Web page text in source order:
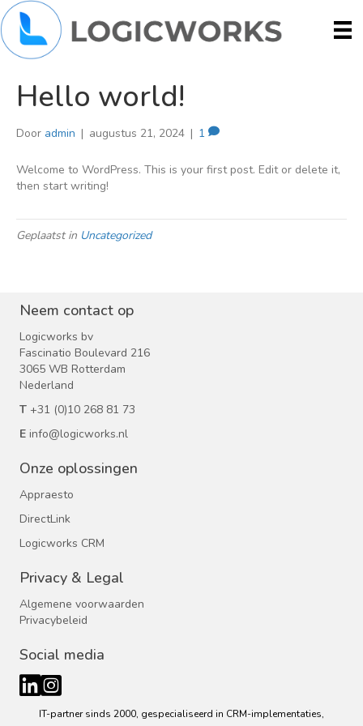
Hello world!
Door admin | augustus 21, 2024 | 1
Welcome to WordPress. This is your first post. Edit or delete it,
then start writing!
Geplaatst in Uncategorized
Neem contact op
Logicworks bv
Fascinatio Boulevard 216
3065 WB Rotterdam
Nederland
T +31 (0)10 268 81 73
E info@logicworks.nl
Onze oplossingen
Appraesto
DirectLink
Logicworks CRM
Privacy & Legal
Algemene voorwaarden
Privacybeleid
Social media
IT-partner sinds 2000, gespecialiseerd in CRM-implementaties,